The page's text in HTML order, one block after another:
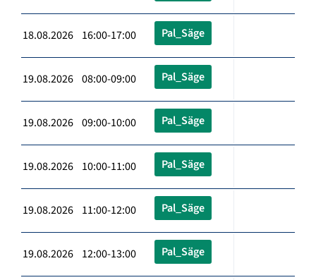
18.08.2026 16:00-17:00 Pal_Säge
19.08.2026 08:00-09:00 Pal_Säge
19.08.2026 09:00-10:00 Pal_Säge
19.08.2026 10:00-11:00 Pal_Säge
19.08.2026 11:00-12:00 Pal_Säge
19.08.2026 12:00-13:00 Pal_Säge